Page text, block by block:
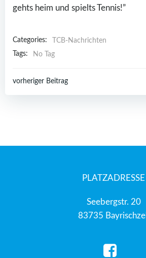
gehts heim und spielts Tennis!”
Categories:
TCB-Nachrichten
Tags:
No Tag
Post
vorheriger Beitrag
PLATZADRESSE
Seebergstr. 20
83735 Bayrischzell